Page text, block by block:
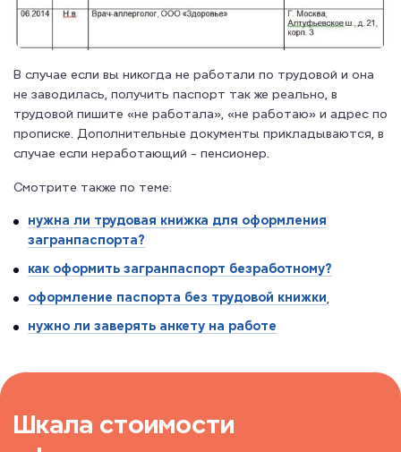
В случае если вы никогда не работали по трудовой и она
не заводилась, получить паспорт так же реально, в
трудовой пишите «не работала», «не работаю» и адрес по
прописке. Дополнительные документы прикладываются, в
случае если неработающий - пенсионер.
Смотрите также по теме:
нужна ли трудовая книжка для оформления
загранпаспорта?
как оформить загранпаспорт безработному?
оформление паспорта без трудовой книжки
нужно ли заверять анкету на работе
Шкала стоимости